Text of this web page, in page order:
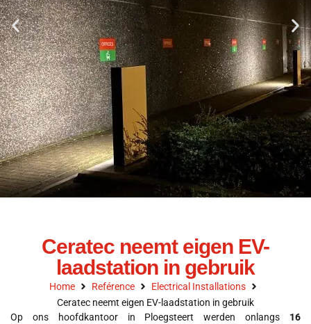
Ceratec neemt eigen EV-
laadstation in gebruik
Home Reférence
Electrical Installations
Ceratec neemt eigen EV-laadstation in gebruik
Op ons hoofdkantoor in Ploegsteert werden onlangs 16